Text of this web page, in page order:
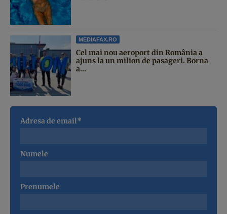
MEDIAFAX.RO
Cel mai nou aeroport din România a
ajuns la un milion de pasageri. Borna
a...
Adresa de email*
Numele
Prenumele